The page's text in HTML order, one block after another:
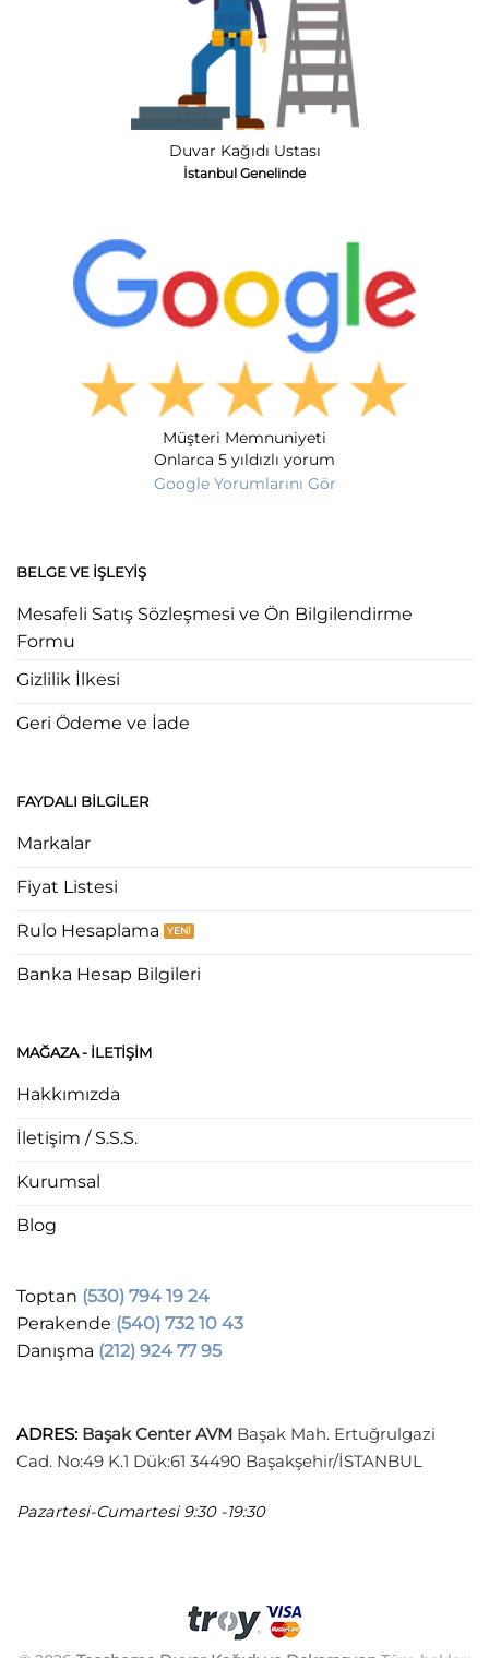
Duvar Kağıdı Ustası
İstanbul Genelinde
Müşteri Memnuniyeti
Onlarca 5 yıldızlı yorum
Google Yorumlarını Gör
BELGE VE İŞLEYIŞ
Mesafeli Satış Sözleşmesi ve Ön Bilgilendirme
Formu
Gizlilik İlkesi
Geri Ödeme ve İade
FAYDALI BILGILER
Markalar
Fiyat Listesi
Rulo Hesaplama
Banka Hesap Bilgileri
MAĞAZA - ILETIŞIM
Hakkımızda
İletişim / S.S.S.
Kurumsal
Blog
Toptan (530) 794 19 24
Perakende (540) 732 10 43
Danışma (212) 924 77 95
ADRES: Başak Center AVM Başak Mah. Ertuğrulgazi
Cad. No:49 K.1 Dük:61 34490 Başakşehir/İSTANBUL
Pazartesi-Cumartesi 9:30 -19:30